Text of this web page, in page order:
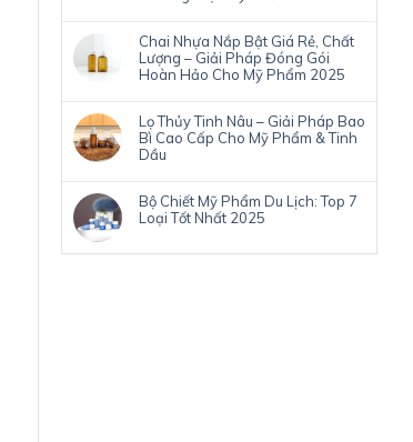
Chai Nhựa Nắp Bật Giá Rẻ, Chất
Lượng – Giải Pháp Đóng Gói
Hoàn Hảo Cho Mỹ Phẩm 2025
Lọ Thủy Tinh Nâu – Giải Pháp Bao
Bì Cao Cấp Cho Mỹ Phẩm & Tinh
Dầu
Bộ Chiết Mỹ Phẩm Du Lịch: Top 7
Loại Tốt Nhất 2025